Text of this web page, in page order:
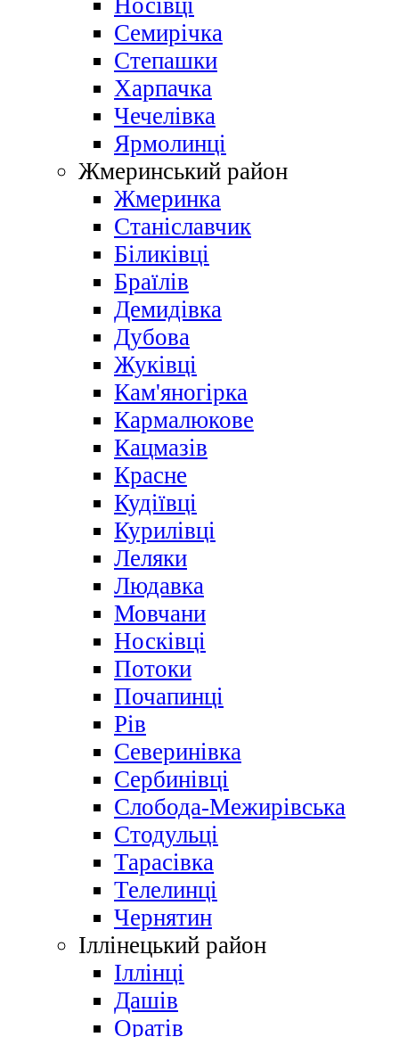
Носівці
Семирічка
Степашки
Харпачка
Чечелівка
Ярмолинці
Жмеринський район
Жмеринка
Станіславчик
Біликівці
Браїлів
Демидівка
Дубова
Жуківці
Кам'яногірка
Кармалюкове
Кацмазів
Красне
Кудіївці
Курилівці
Леляки
Людавка
Мовчани
Носківці
Потоки
Почапинці
Рів
Северинівка
Сербинівці
Слобода-Межирівська
Стодульці
Тарасівка
Телелинці
Чернятин
Іллінецький район
Іллінці
Дашів
Оратів